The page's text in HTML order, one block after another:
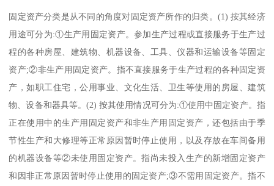
固定资产分类是从不同的角度对固定资产所作的归类。(1) 按其经济
用途可分为:①生产用固定资产。参加生产过程或直接服务于生产过
程的各种房屋、建筑物、机器设备、工具、仪器和运输设备等固定
资产;②非生产用固定资产。指不直接服务于生产过程的各种固定资
产，如职工住宅，公用事业、文化生活、卫生等使用的房屋、建筑
物、设备和器具等。(2) 按其使用情况可分为:①使用中固定资产。指
正在使用中的生产用固定资产和非生产用固定资产，还包括由于季
节性生产和大修理等正常原因暂时停止使用，以及存放在车间备用
的机器设备等②未使用固定资产。指尚未投入生产的新增固定资产
和因非正常原因暂时停止使用的固定资产;③不需用固定资产。指不